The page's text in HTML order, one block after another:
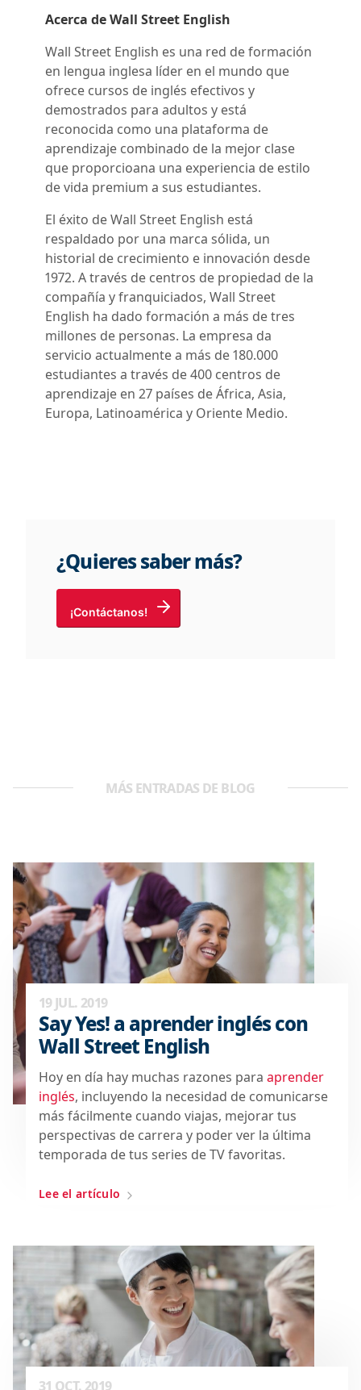
Acerca de Wall Street English
Wall Street English es una red de formación
en lengua inglesa líder en el mundo que
ofrece cursos de inglés efectivos y
demostrados para adultos y está
reconocida como una plataforma de
aprendizaje combinado de la mejor clase
que proporcioana una experiencia de estilo
de vida premium a sus estudiantes.
El éxito de Wall Street English está
respaldado por una marca sólida, un
historial de crecimiento e innovación desde
1972. A través de centros de propiedad de la
compañía y franquiciados, Wall Street
English ha dado formación a más de tres
millones de personas. La empresa da
servicio actualmente a más de 180.000
estudiantes a través de 400 centros de
aprendizaje en 27 países de África, Asia,
Europa, Latinoamérica y Oriente Medio.
¿Quieres saber más?
¡Contáctanos!
MÁS ENTRADAS DE BLOG
19 JUL. 2019
Say Yes! a aprender inglés con
Wall Street English
Hoy en día hay muchas razones para aprender
inglés, incluyendo la necesidad de comunicarse
más fácilmente cuando viajas, mejorar tus
perspectivas de carrera y poder ver la última
temporada de tus series de TV favoritas.
Lee el artículo
31 OCT. 2019